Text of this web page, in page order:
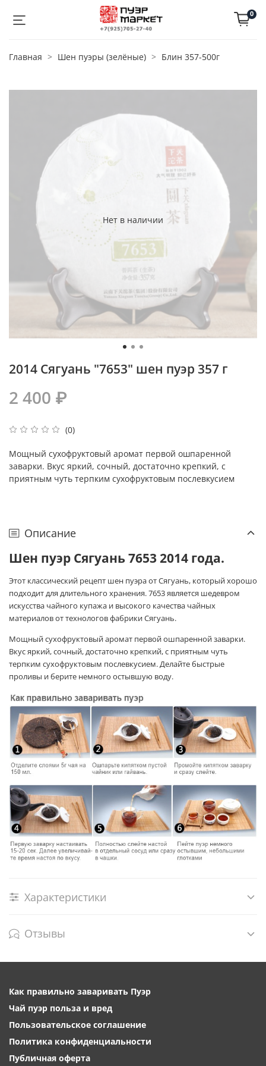
0
Главная Шен пуэры (зелёные) Блин 357-500г
Нет в наличии
2014 Сягуань "7653" шен пуэр 357 г
(0)
2 400 ₽
Мощный сухофруктовый аромат первой ошпаренной
заварки. Вкус яркий, сочный, достаточно крепкий, с
приятным чуть терпким сухофруктовым послевкусием
Описание
Шен пуэр Сягуань 7653 2014 года.
Этот классический рецепт шен пуэра от Сягуань, который хорошо
подходит для длительного хранения. 7653 является шедевром
искусства чайного купажа и высокого качества чайных
материалов от технологов фабрики Сягуань.
Мощный сухофруктовый аромат первой ошпаренной заварки.
Вкус яркий, сочный, достаточно крепкий, с приятным чуть
терпким сухофруктовым послевкусием.Делайте быстрые
проливы и берите немного остывшую воду.
Характеристики
Отзывы
Как правильно заваривать Пуэр
Чай пуэр польза и вред
Пользовательское соглашение
Политика конфиденциальности
Публичная оферта